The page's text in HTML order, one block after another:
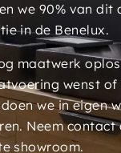
we 90% van
in de Benelux.
maatwerk
wenst
we in eigen
Neem contact
showroom.